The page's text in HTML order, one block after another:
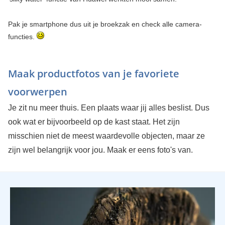
Pak je smartphone dus uit je broekzak en check alle camera-
functies.
Maak productfotos van je favoriete
voorwerpen
Je zit nu meer thuis. Een plaats waar jij alles beslist. Dus
ook wat er bijvoorbeeld op de kast staat. Het zijn
misschien niet de meest waardevolle objecten, maar ze
zijn wel belangrijk voor jou. Maak er eens foto's van.